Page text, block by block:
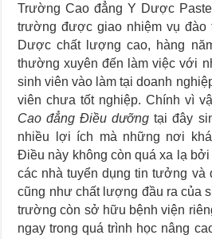
Trường Cao đẳng Y Dược
trường được giao nhiệm vụ đào
Dược chất lượng cao, hàng
thường xuyên đến làm việc với
sinh viên vào làm tại doanh
viên chưa tốt nghiệp. Chính vì
Cao đẳng Điều dưỡng tại đây
nhiều lợi ích mà những nơi
Điều này không còn quá xa lạ
các nhà tuyển dụng tin tưởng và
cũng như chất lượng đầu ra của
trường còn sở hữu bệnh viện
ngay trong quá trình học nâng